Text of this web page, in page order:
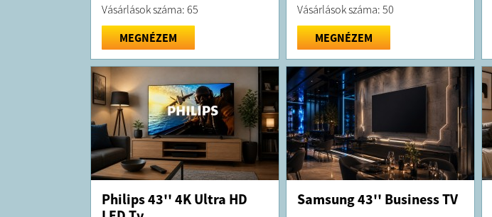
Vásárlások száma: 65
MEGNÉZEM
Vásárlások száma: 50
MEGNÉZEM
Philips 43'' 4K Ultra HD
Samsung 43'' Business TV